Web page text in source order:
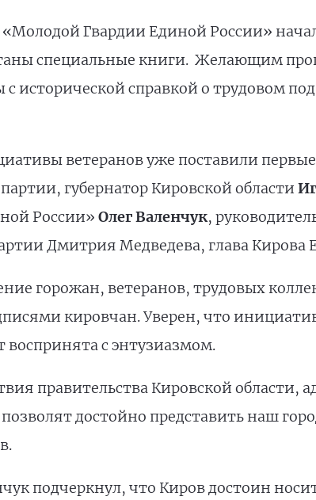
Гвардии Единой России»
специальные книги. Желающим
исторической справкой о трудовом
ветеранов уже поставили
губернатор Кировской области
России» Олег Валенчук,
Дмитрия Медведева, глава Кирова
горожан, ветеранов, трудовых
кировчан. Уверен, что
воспринята с энтузиазмом.
правительства Кировской области,
достойно представить наш
подчеркнул, что Киров достоин